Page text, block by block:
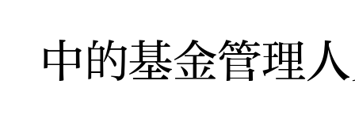
中的基金管理